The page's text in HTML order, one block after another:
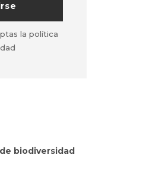
la política
biodiversidad